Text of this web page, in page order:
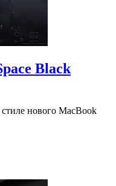
Black
нового MacBook